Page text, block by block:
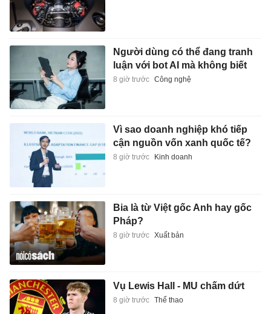
Người dùng có thể đang tranh
luận với bot AI mà không biết
8 giờ trước Công nghệ
Vì sao doanh nghiệp khó tiếp
cận nguồn vốn xanh quốc tế?
8 giờ trước Kinh doanh
Bia là từ Việt gốc Anh hay gốc
Pháp?
8 giờ trước Xuất bản
Vụ Lewis Hall - MU chấm dứt
8 giờ trước Thể thao